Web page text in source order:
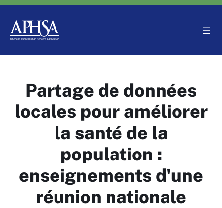
Aller
contenu
Partage de données
locales pour améliorer
la santé de la
population :
enseignements d'une
réunion nationale